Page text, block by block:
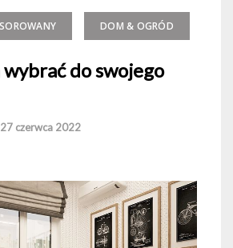
DOM & OGRÓD
do swojego
27 czerwca 2022